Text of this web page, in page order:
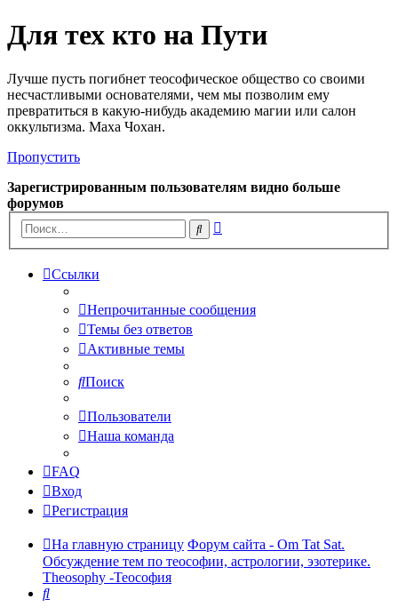
Для тех кто на Пути
Лучше пусть погибнет теософическое общество со своими
несчастливыми основателями, чем мы позволим ему
превратиться в какую-нибудь академию магии или салон
оккультизма. Маха Чохан.
Пропустить
Зарегистрированным пользователям видно больше
форумов
Поиск
Ссылки
Непрочитанные сообщения
Темы без ответов
Активные темы
Поиск
Пользователи
Наша команда
FAQ
Вход
Регистрация
На главную страницу Форум сайта - Om Tat Sat.
Обсуждение тем по теософии, астрологии, эзотерике.
Theosophy -Теософия
Поиск